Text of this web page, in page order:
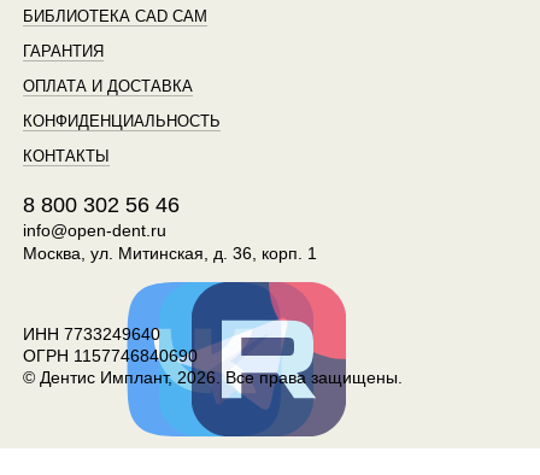
БИБЛИОТЕКА CAD CAM
ГАРАНТИЯ
ОПЛАТА И ДОСТАВКА
КОНФИДЕНЦИАЛЬНОСТЬ
КОНТАКТЫ
8 800 302 56 46
info@open-dent.ru
Москва, ул. Митинская, д. 36, корп. 1
ИНН 7733249640
ОГРН 1157746840690
© Дентис Имплант, 2026. Все права защищены.